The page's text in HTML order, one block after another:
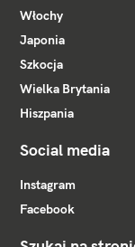
Włochy
Japonia
Szkocja
Wielka Brytania
Hiszpania
Social media
Instagram
Facebook